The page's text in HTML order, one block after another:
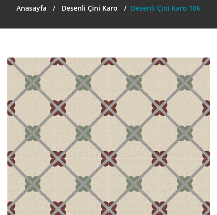
Anasayfa Desenli Çini Karo Desenli Çini Karo 106